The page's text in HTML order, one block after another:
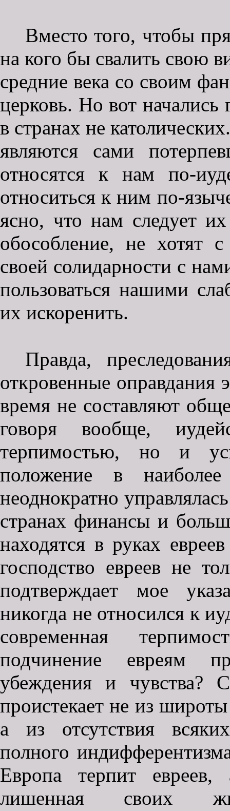
Вместо того, чтобы
на кого бы свалить свою
средние века со своим
церковь. Но вот
в странах не
являются сами
относятся к нам по-
относиться к ним по-
ясно, что нам следует
обособление, не хотят
своей солидарности с
пользоваться нашими
их искоренить.
Правда,
откровенные оправдания
время не составляют
говоря вообще,
терпимостью, но и
положение в
неоднократно
странах финансы и
находятся в руках
господство евреев не
подтверждает мое
никогда не относился к
современная
подчинение евреям
убеждения и чувства?
проистекает не из
а из отсутствия
полного
Европа терпит
лишенная своих